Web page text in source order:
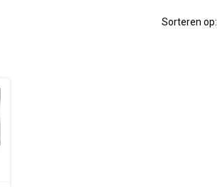
Sorteren op: